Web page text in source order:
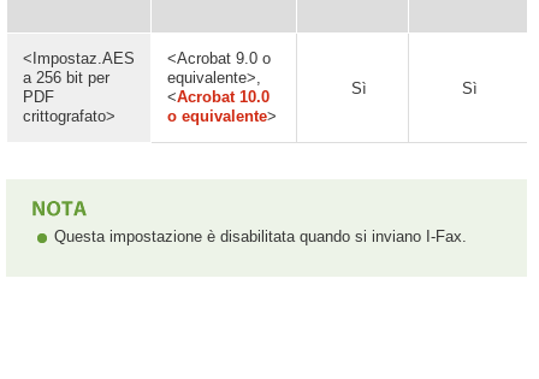
<Impostaz.AES
a 256 bit per
PDF
crittografato>
<Acrobat 9.0 o
equivalente>,
<Acrobat 10.0
o equivalente>
Sì Sì
Questa impostazione è disabilitata quando si inviano I-Fax.